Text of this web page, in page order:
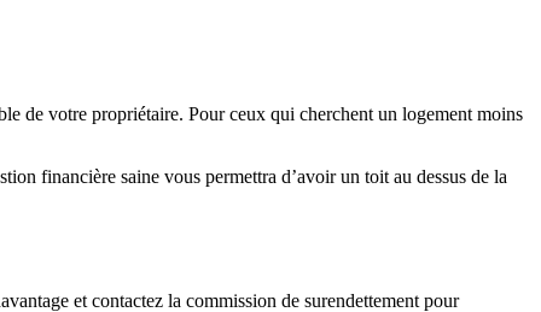
de votre propriétaire. Pour ceux qui cherchent un logement moins
financière saine vous permettra d’avoir un toit au dessus de la
et contactez la commission de surendettement pour